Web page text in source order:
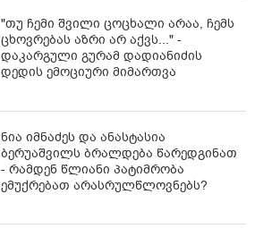
"თუ ჩემი შვილი ცოცხალი არაა, ჩემს
ცხოვრებას აზრი არ აქვს..." -
დაკარგული გურამ დადიანიძის
დედის ემოციური მიმართვა
ნია იმნაძეს და ანასტასია
ბერუაშვილს ბრალდება წარედგინათ
- რამდენ წლიანი პატიმრობა
ემუქრებათ არასრულწლოვნებს?